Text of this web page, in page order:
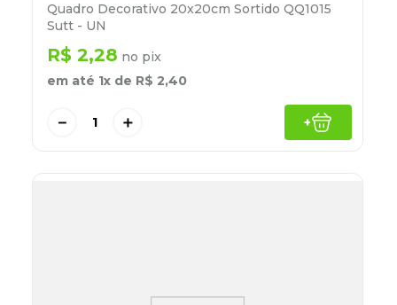
Quadro Decorativo 20x20cm Sortido QQ1015
Sutt - UN
R$ 2,28 no pix
em até 1x de R$ 2,40
＋
－ +